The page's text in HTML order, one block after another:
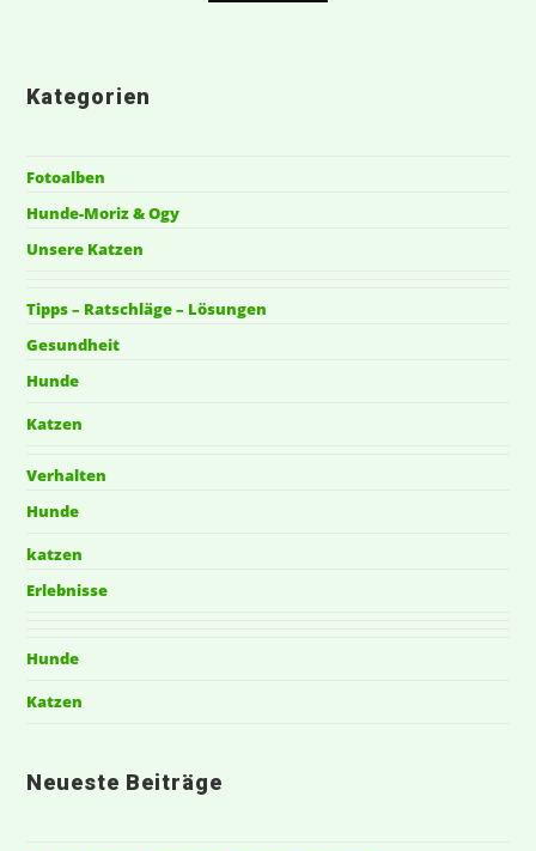
Kategorien
Fotoalben
Hunde-Moriz & Ogy
Unsere Katzen
Tipps – Ratschläge – Lösungen
Gesundheit
Hunde
Katzen
Verhalten
Hunde
katzen
Erlebnisse
Hunde
Katzen
Neueste Beiträge